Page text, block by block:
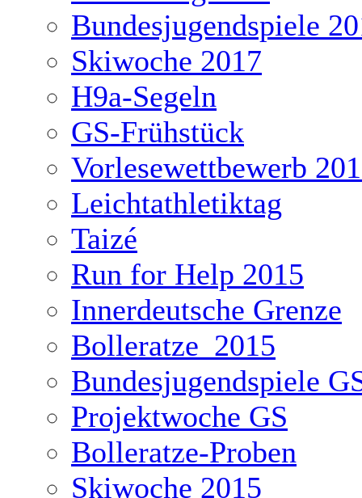
Bundesjugendspiele
Skiwoche 2017
H9a-Segeln
GS-Frühstück
Vorlesewettbewerb
Leichtathletiktag
Taizé
Run for Help 2015
Innerdeutsche Grenze
Bolleratze_2015
Bundesjugendspiele
Projektwoche GS
Bolleratze-Proben
Skiwoche 2015